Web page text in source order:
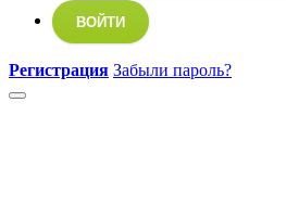
ВОЙТИ
Регистрация Забыли пароль?